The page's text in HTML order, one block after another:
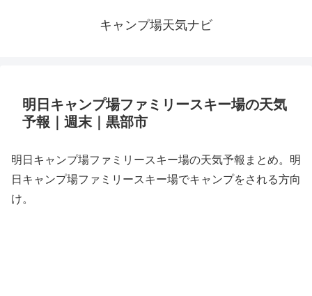
キャンプ場天気ナビ
明日キャンプ場ファミリースキー場の天気
予報｜週末｜黒部市
明日キャンプ場ファミリースキー場の天気予報まとめ。明
日キャンプ場ファミリースキー場でキャンプをされる方向
け。